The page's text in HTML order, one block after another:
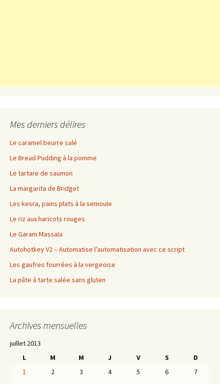
Mes derniers délires
Le caramel beurre salé
Le Bread Pudding à la pomme
Le tartare de saumon
La margarita de Bridget
Les kesra, pains plats à la semoule
Le riz aux haricots rouges
Le Garam Massala
Autohotkey V2 – Automatise l’automatisation avec ce script
Les gaufres fourrées à la vergeoise
La pâte à tarte salée sans gluten
Archives mensuelles
juillet 2013
L
M M J V S
D
1
2 3 4 5 6
7